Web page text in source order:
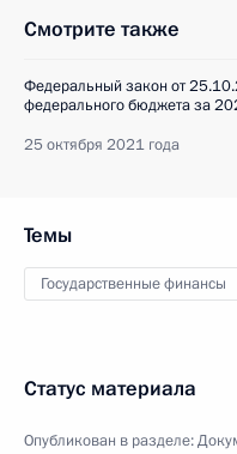
Смотрите также
Федеральный закон от
федерального бюджета за
25 октября 2021 года
Темы
Государственные финансы
Статус материала
Опубликован в разделе: